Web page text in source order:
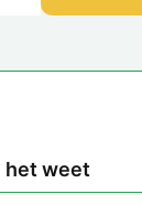
het weet